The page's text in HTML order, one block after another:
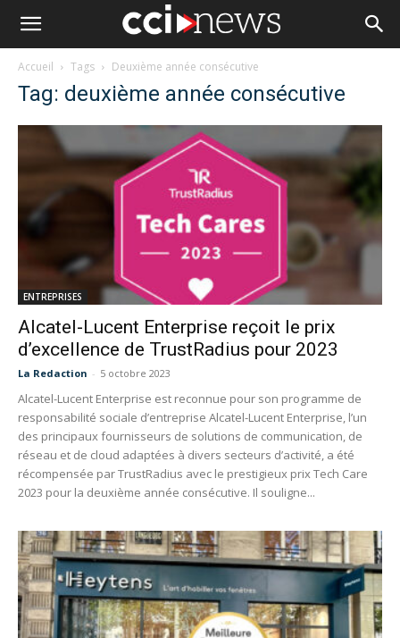
Accueil Tags Deuxième année consécutive
Tag: deuxième année consécutive
ENTREPRISES
Alcatel-Lucent Enterprise reçoit le prix
d’excellence de TrustRadius pour 2023
La Redaction - 5 octobre 2023
Alcatel-Lucent Enterprise est reconnue pour son programme de
responsabilité sociale d’entreprise Alcatel-Lucent Enterprise, l’un
des principaux fournisseurs de solutions de communication, de
réseau et de cloud adaptées à divers secteurs d’activité, a été
récompensée par TrustRadius avec le prestigieux prix Tech Care
2023 pour la deuxième année consécutive. Il souligne...